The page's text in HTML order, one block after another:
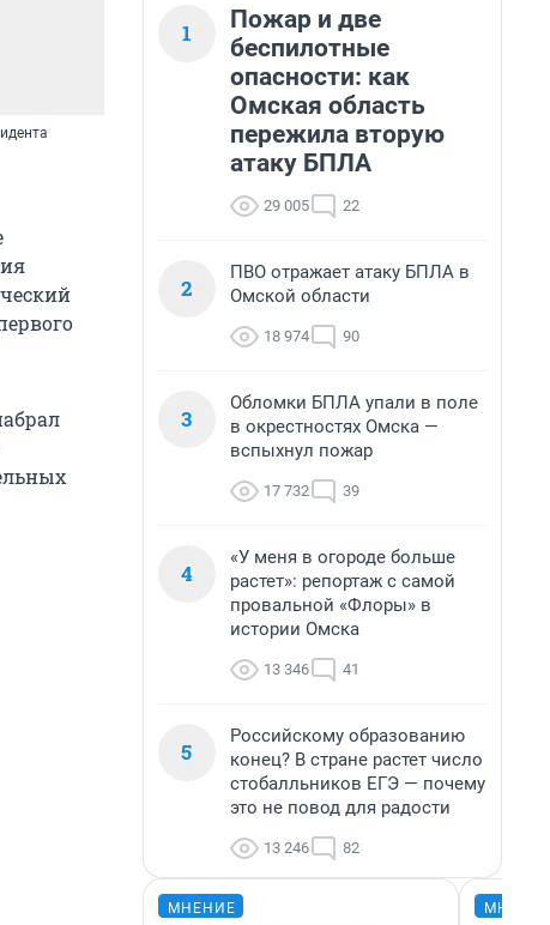
1
Пожар и две
беспилотные
опасности: как
Омская область
пережила вторую
атаку БПЛА
29 005 22
2
ПВО отражает атаку БПЛА в
Омской области
18 974 90
3
Обломки БПЛА упали в поле
в окрестностях Омска —
вспыхнул пожар
17 732 39
4
«У меня в огороде больше
растет»: репортаж с самой
провальной «Флоры» в
истории Омска
13 346 41
5
Российскому образованию
конец? В стране растет число
стобалльников ЕГЭ — почему
это не повод для радости
13 246 82
МНЕНИЕ